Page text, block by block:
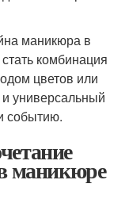
маникюра в
комбинация
цветов или
универсальный
событию.
маникюре